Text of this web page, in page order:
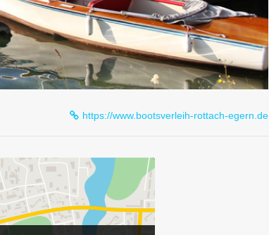
https://www.bootsverleih-rottach-egern.de